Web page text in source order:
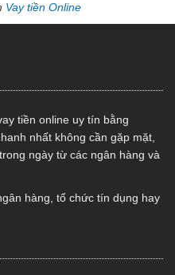
Vay tiền Online
tiền online uy tín bằng
nhất không cần gặp mặt,
ngày từ các ngân hàng và
hàng, tổ chức tín dụng hay